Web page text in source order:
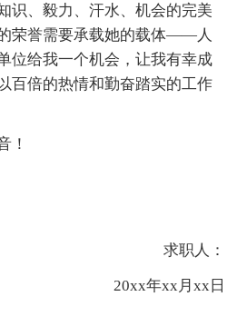
识、毅力、汗水、机会的完美
荣誉需要承载她的载体——人
位给我一个机会，让我有幸成
百倍的热情和勤奋踏实的工作
！
求职人：
20xx年xx月xx日